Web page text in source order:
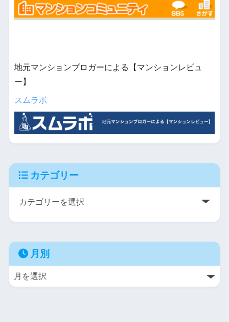
地元マンションブロガーによる【マンションレビュ
ー】
スムラボ
カテゴリー
月別